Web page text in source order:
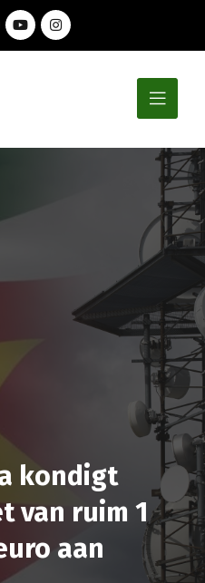
kondigt
van ruim 1
aan